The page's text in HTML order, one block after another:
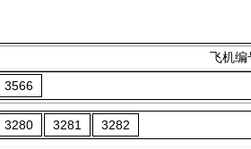
飞机编
3566
3280 3281 3282